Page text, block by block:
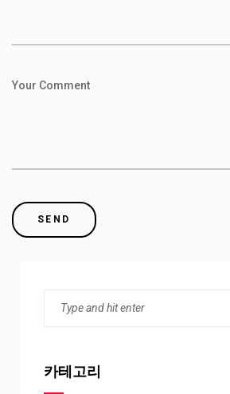
Your Comment
카테고리